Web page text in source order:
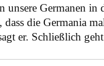
unsere Germanen
dass die Germania
er. Schließlich